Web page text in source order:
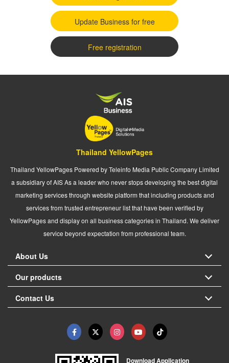
Update Business for free
Free registration
Thailand YellowPages
Thailand YellowPages Powered by Teleinfo Media Public Company Limited
a subsidiary of AIS As a leader who never stops developing the best digital
marketing services through website platform that including products and
services from trusted entrepreneur list that have been verified by
YellowPages and display on all business categories in Thailand. We deliver
service beyond expectation from professional team.
About Us
Our products
Contact Us
Download Application